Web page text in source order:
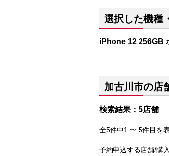
選択した機種
iPhone 12 256GB
加古川市の店
検索結果：5店舗
全5件中1 〜 5件目を
予約申込する店舗/購